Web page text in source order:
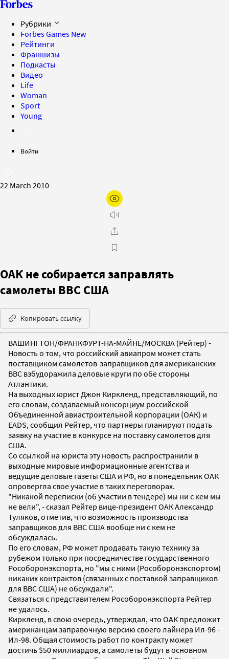
Рубрики
Forbes Games New
Рейтинги
Франшизы
Подкасты
Видео
Life
Woman
Sport
Young
Войти
22 March 2010
ОАК не собирается заправлять
самолеты ВВС США
Копировать ссылку
ВАШИНГТОН/ФРАНКФУРТ-НА-МАЙНЕ/МОСКВА (Рейтер) -
Новость о том, что российский авиапром может стать
поставщиком самолетов-заправщиков для американских
ВВС взбудоражила деловые круги по обе стороны
Атлантики.
На выходных юрист Джон Киркленд, представляющий, по
его словам, создаваемый консорциум российской
Объединенной авиастроительной корпорации (ОАК) и
EADS, сообщил Рейтер, что партнеры планируют подать
заявку на участие в конкурсе на поставку самолетов для
США.
Со ссылкой на юриста эту новость распространили в
выходные мировые информационные агентства и
ведущие деловые газеты США и РФ, но в понедельник ОАК
опровергла свое участие в таких переговорах.
"Никакой переписки (об участии в тендере) мы ни с кем мы
не вели", - сказал Рейтер вице-президент ОАК Александр
Туляков, отметив, что возможность производства
заправщиков для ВВС США вообще ни с кем не
обсуждалась.
По его словам, РФ может продавать такую технику за
рубежом только при посредничестве государственного
Рособоронэкспорта, но "мы с ними (Рособоронэкспортом)
никаких контрактов (связанных с поставкой заправщиков
для ВВС США) не обсуждали".
Связаться с представителем Рособоронэкспорта Рейтер
не удалось.
Киркленд, в свою очередь, утверждал, что ОАК предложит
американцам заправочную версию своего лайнера Ил-96 -
Ил-98. Общая стоимость работ по контракту может
достичь $50 миллиардов, а самолеты будут в основном